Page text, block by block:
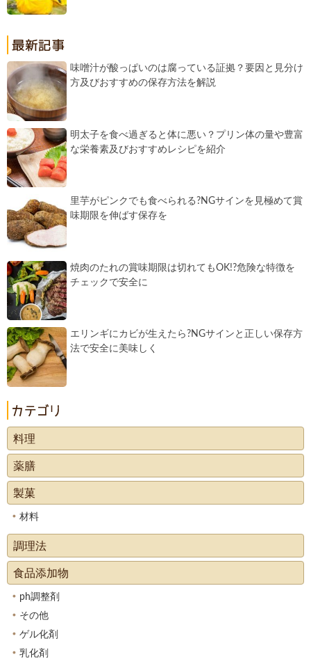
味噌汁が酸っぱいのは腐っている証拠？要因と見分け
方及びおすすめの保存方法を解説
明太子を食べ過ぎると体に悪い？プリン体の量や豊富
な栄養素及びおすすめレシピを紹介
里芋がピンクでも食べられる?NGサインを見極めて賞
味期限を伸ばす保存を
焼肉のたれの賞味期限は切れてもOK!?危険な特徴を
チェックで安全に
エリンギにカビが生えたら?NGサインと正しい保存方
法で安全に美味しく
料理
薬膳
製菓
材料
調理法
食品添加物
ph調整剤
その他
ゲル化剤
乳化剤